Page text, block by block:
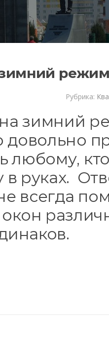
зимний режим
Рубрика:
зимний
довольно
любому,
в руках.
всегда